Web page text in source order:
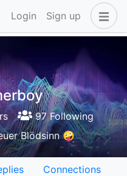
Login Sign up
97 Following
Blödsinn 🤪
Connections